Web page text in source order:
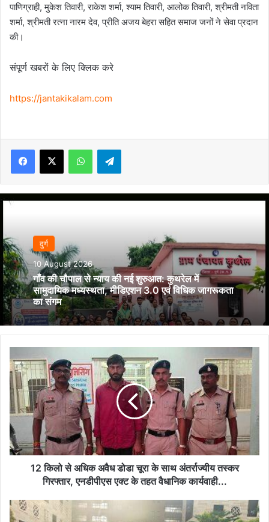
पाणिग्राही, मुकेश तिवारी, राकेश शर्मा, श्याम तिवारी, आलोक तिवारी, श्रीमती नविता
शर्मा, श्रीमती रत्ना नारम देव, प्रीति अजय बेहरा सहित समाज जनों ने सेवा प्रदान
की।
संपूर्ण खबरों के लिए क्लिक करे
https://jantakikalam.com
Facebook
X WhatsAppTelegram
दुर्ग
10 August 2026
गाँव की चौपाल से न्याय की नई शुरुआत: कुथरेल में
सामुदायिक मध्यस्थता, मीडिएशन 3.0 एवं विधिक जागरूकता
का संगम
किलो
से
अधिक
अवैध
डोडा
चूरा
के
साथ
अंतर्राज्यीय
एनडीपीएस
एक्ट
12 किलो से अधिक अवैध डोडा चूरा के साथ अंतर्राज्यीय तस्कर
गिरफ्तार, एनडीपीएस एक्ट के तहत वैधानिक कार्यवाही...
ट्रक-
ट्रेलर